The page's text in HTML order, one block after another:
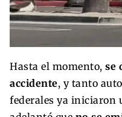
Hasta el momento, se
accidente, y tanto
federales ya iniciaron